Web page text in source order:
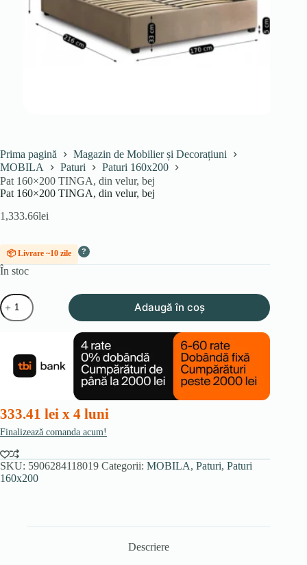
Prima pagină
Magazin de Mobilier și Decorațiuni
MOBILA
Paturi
Paturi 160x200
Pat 160×200 TINGA, din velur, bej
Pat 160×200 TINGA, din velur, bej
1,333.66lei
📦 Livrare ~10 zile ?
În stoc
Cantitate
Pat
160x200
velur,
Adaugă în coș
333.41 lei x 4 luni
Finalizează comanda acum!
SKU: 5906284118019 Categorii: MOBILA, Paturi, Paturi
160x200
Descriere